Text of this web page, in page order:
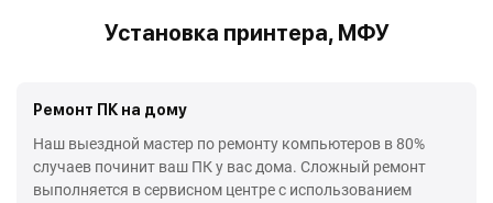
Установка принтера, МФУ
Ремонт ПК на дому
Наш выездной мастер по ремонту компьютеров в 80%
случаев починит ваш ПК у вас дома. Сложный ремонт
выполняется в сервисном центре с использованием